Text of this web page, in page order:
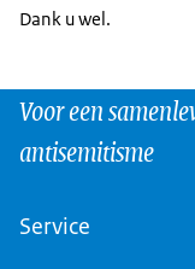
Dank u wel.
Voor een
antisemitisme
Service